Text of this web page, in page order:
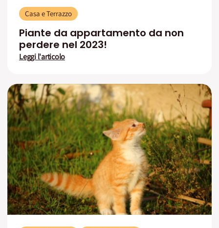
Casa e Terrazzo
Piante da appartamento da non
perdere nel 2023!
Leggi l'articolo